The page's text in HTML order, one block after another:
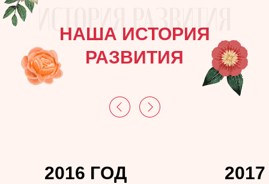
НАША ИСТОРИЯ
РАЗВИТИЯ
2016 ГОД